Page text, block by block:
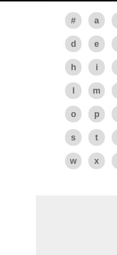
# a
d e
h i
m
o p
s t
w x